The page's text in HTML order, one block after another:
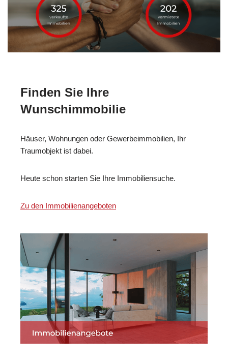
Finden Sie Ihre
Wunschimmobilie
Häuser, Wohnungen oder Gewerbeimmobilien, Ihr
Traumobjekt ist dabei.
Heute schon starten Sie Ihre Immobiliensuche.
Zu den Immobilienangeboten